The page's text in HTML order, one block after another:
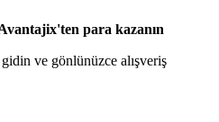
para kazanın
ve gönlünüzce alışveriş